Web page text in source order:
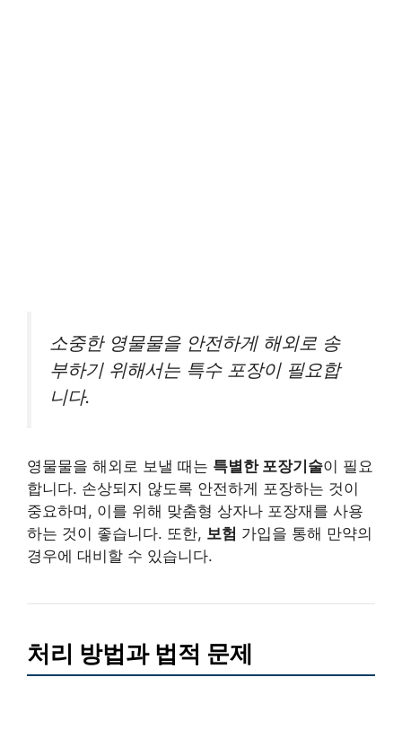
소중한 영물물을 안전하게 해외로 송
부하기 위해서는 특수 포장이 필요합
니다.
영물물을 해외로 보낼 때는 특별한 포장기술이 필요
합니다. 손상되지 않도록 안전하게 포장하는 것이
중요하며, 이를 위해 맞춤형 상자나 포장재를 사용
하는 것이 좋습니다. 또한, 보험 가입을 통해 만약의
경우에 대비할 수 있습니다.
처리 방법과 법적 문제